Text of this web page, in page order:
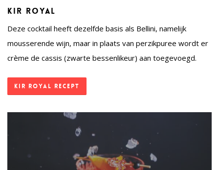
Kir Royal
Deze cocktail heeft dezelfde basis als Bellini, namelijk
mousserende wijn, maar in plaats van perzikpuree wordt er
crème de cassis (zwarte bessenlikeur) aan toegevoegd.
Kir Royal recept